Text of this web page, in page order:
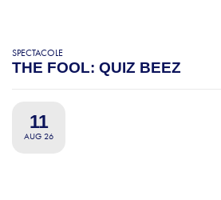
SPECTACOLE
THE FOOL: QUIZ BEEZ
11
AUG 26